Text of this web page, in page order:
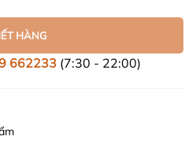
HÀNG
662233(7:30 - 22:00)